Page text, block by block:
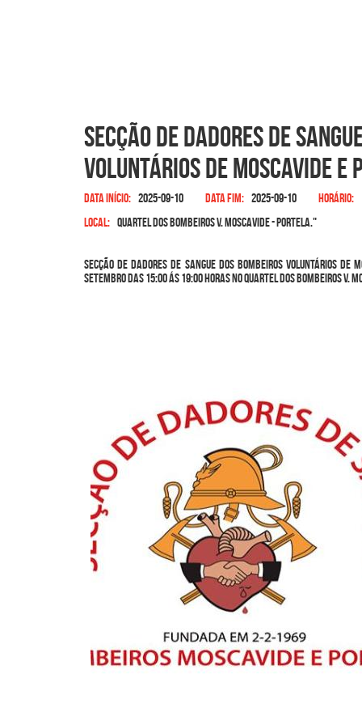
Secção de Dadores de
Voluntários de Moscavide e
Data início: 2025-09-10 Data fim: 2025-09-10 Horário:
Local: Quartel dos Bombeiros V. Moscavide - Portela."
Secção de Dadores de Sangue dos Bombeiros Voluntários
setembro das 15:00 ás 19:00 horas no Quartel dos Bombeiros V.